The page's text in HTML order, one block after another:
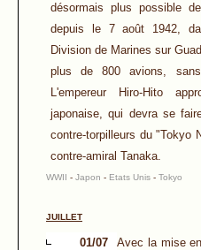
désormais plus possible
depuis le 7 août 1942,
Division de Marines sur
plus de 800 avions,
L'empereur Hiro-Hito
japonaise, qui devra se
contre-torpilleurs du "Tokyo
contre-amiral Tanaka.
WWII - Japon - Etats Unis - Tokyo
JUILLET
01/07
Avec la mise